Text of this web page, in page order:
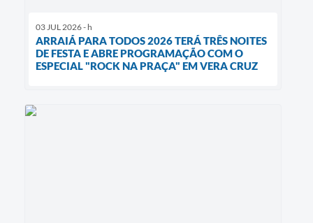
03 JUL 2026 - h
ARRAIÁ PARA TODOS 2026 TERÁ TRÊS NOITES
DE FESTA E ABRE PROGRAMAÇÃO COM O
ESPECIAL "ROCK NA PRAÇA" EM VERA CRUZ